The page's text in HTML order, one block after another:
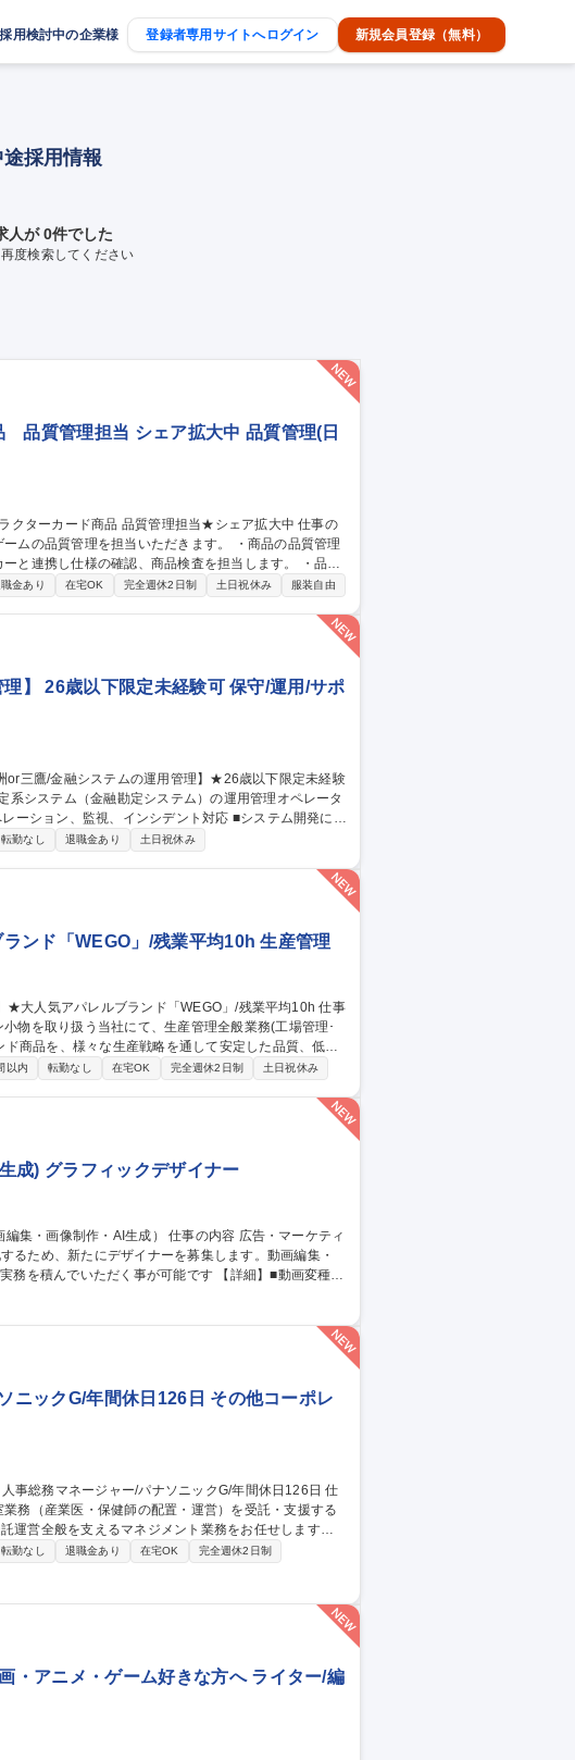
採用検討中の企業様 登録者専用サイトへログイン 新規会員登録（無料）
採用情報
人が 0件でした
度検索してください
品質管理担当 シェア拡大中 品質管理(日
理を担当いただきます。 ・商品の品質管理
と連携し仕様の確認、商品検査を担当します。 ・品質
金あり 在宅OK 完全週休2日制 土日祝休み 服装自由
】 26歳以下限定未経験可 保守/運用/サポ
魅力】 ITILに基づいた大規模金融システムの運用業務
転勤なし 退職金あり 土日祝休み
ンド「WEGO」/残業平均10h 生産管理
物を取り扱う当社にて、生産管理全般業務(工場管理･
ミッションとなります。工場管理は本社にて電話やWE
以内 転勤なし 在宅OK 完全週休2日制 土日祝休み
成) グラフィックデザイナー
るため、新たにデザイナーを募集します。動画編集・
ただく事が可能です 【詳細】■動画変種：
ロップ挿入・構成調整、納品フォーマットへの書き出
ッシュアップ [業務内容の変更の範囲：当社業務全般]
）
ニックG/年間休日126日 その他コーポレ
務（産業医・保健師の配置・運営）を受託・支援する
運営全般を支えるマネジメント業務をお任せします。
医や保健師等）の採用・配置計画、契約周りの実務、
わせて人事・総務・資産管理・経理・購買など管理部
まとめ全般を担当。まずは係長職として現場の業務統
として組織運営全般を主導していただきます。 募集
年間休日126日
転勤なし 退職金あり 在宅OK
完全週休2日制
・アニメ・ゲーム好きな方へ ライター/編